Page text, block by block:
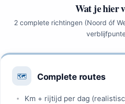
Wat je hier
2 complete richtingen (Noord óf
🗺️ Complete routes
Km + rijtijd per dag